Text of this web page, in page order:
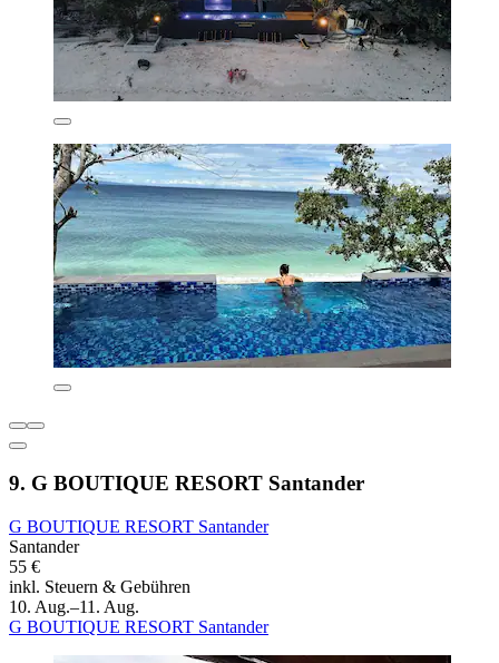
9. G BOUTIQUE RESORT Santander
G BOUTIQUE RESORT Santander
Santander
55 €
inkl. Steuern & Gebühren
10. Aug.–11. Aug.
G BOUTIQUE RESORT Santander